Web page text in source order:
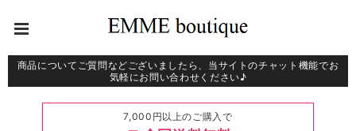
商品についてご質問などございましたら、当サイトのチャット機能でお
気軽にお問い合わせください♪
7,000円以上のご購入で